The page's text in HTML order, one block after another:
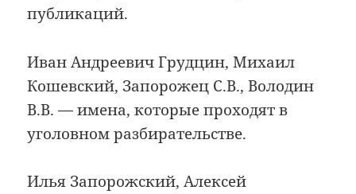
публикаций.
Иван Андреевич Грудцин, Михаил
Кошевский, Запорожец С.В., Володин
В.В. — имена, которые проходят в
уголовном разбирательстве.
Илья Запорожский, Алексей